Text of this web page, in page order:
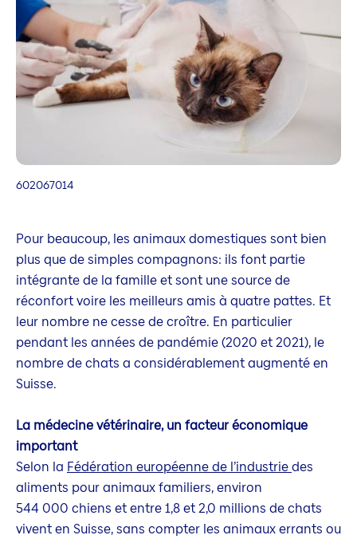
602067014
Pour beaucoup, les animaux domestiques sont bien
plus que de simples compagnons: ils font partie
intégrante de la famille et sont une source de
réconfort voire les meilleurs amis à quatre pattes. Et
leur nombre ne cesse de croître. En particulier
pendant les années de pandémie (2020 et 2021), le
nombre de chats a considérablement augmenté en
Suisse.
La médecine vétérinaire, un facteur économique
important
Selon la Fédération européenne de l’industriedes
aliments pour animaux familiers, environ
544 000 chiens et entre 1,8 et 2,0 millions de chats
vivent en Suisse, sans compter les animaux errants ou